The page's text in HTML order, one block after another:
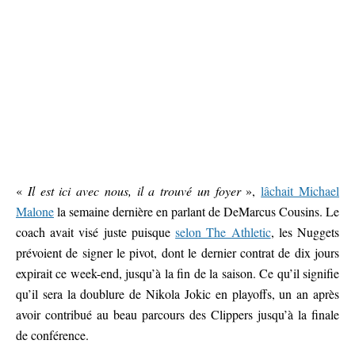
« Il est ici avec nous, il a trouvé un foyer»,lâchait Michael
Malonela semaine dernière en parlant de DeMarcus Cousins. Le
coach avait visé juste puisqueselon The Athletic, les Nuggets
prévoient de signer le pivot, dont le dernier contrat de dix jours
expirait ce week-end, jusqu’à la fin de la saison. Ce qu’il signifie
qu’il sera la doublure de Nikola Jokic en playoffs, un an après
avoir contribué au beau parcours des Clippers jusqu’à la finale
de conférence.